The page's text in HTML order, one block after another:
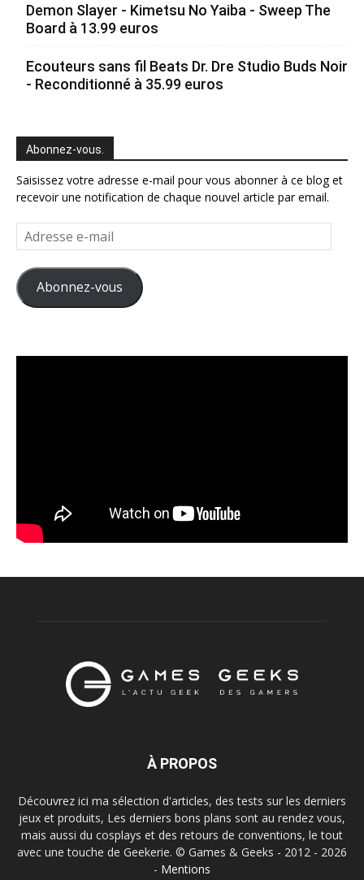
Demon Slayer - Kimetsu No Yaiba - Sweep The
Board à 13.99 euros
Ecouteurs sans fil Beats Dr. Dre Studio Buds Noir
- Reconditionné à 35.99 euros
Abonnez-vous.
Saisissez votre adresse e-mail pour vous abonner à ce blog et
recevoir une notification de chaque nouvel article par email.
Adresse
e-
mail
Abonnez-vous
À PROPOS
Découvrez ici ma sélection d'articles, des tests sur les derniers
jeux et produits, Les derniers bons plans sont au rendez vous,
mais aussi du cosplays et des retours de conventions, le tout
avec une touche de Geekerie. © Games & Geeks - 2012 - 2026
- Mentions